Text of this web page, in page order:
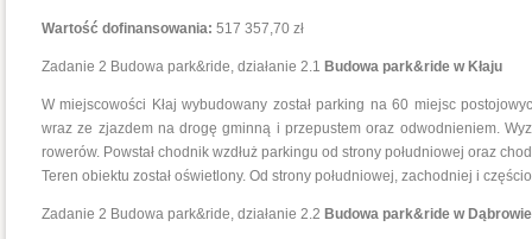
Wartość dofinansowania: 517 357,70 zł
Zadanie 2 Budowa park&ride, działanie 2.1 Budowa park&ride w Kłaju
W miejscowości Kłaj wybudowany został parking na 60 miejsc
wraz ze zjazdem na drogę gminną i przepustem oraz odwodnieniem.
rowerów. Powstał chodnik wzdłuż parkingu od strony południowej oraz
Teren obiektu został oświetlony. Od strony południowej, zachodniej i
Zadanie 2 Budowa park&ride, działanie 2.2 Budowa park&ride w Dąbrowie